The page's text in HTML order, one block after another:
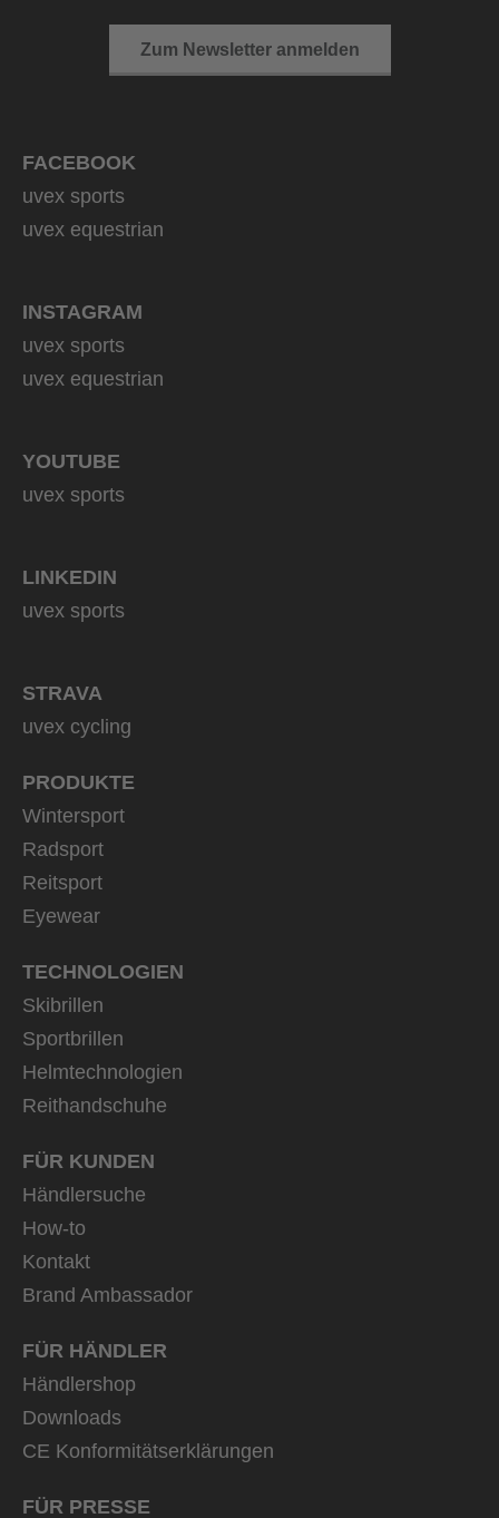
Zum Newsletter anmelden
FACEBOOK
uvex sports
uvex equestrian
INSTAGRAM
uvex sports
uvex equestrian
YOUTUBE
uvex sports
LINKEDIN
uvex sports
STRAVA
uvex cycling
PRODUKTE
Wintersport
Radsport
Reitsport
Eyewear
TECHNOLOGIEN
Skibrillen
Sportbrillen
Helmtechnologien
Reithandschuhe
FÜR KUNDEN
Händlersuche
How-to
Kontakt
Brand Ambassador
FÜR HÄNDLER
Händlershop
Downloads
CE Konformitätserklärungen
FÜR PRESSE